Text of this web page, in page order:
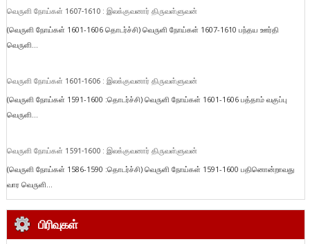
வெருளி நோய்கள் 1607-1610 : இலக்குவனார் திருவள்ளுவன்
(வெருளி நோய்கள் 1601-1606 தொடர்ச்சி) வெருளி நோய்கள் 1607-1610 பந்தய ஊர்தி
வெருளி...
வெருளி நோய்கள் 1601-1606 : இலக்குவனார் திருவள்ளுவன்
(வெருளி நோய்கள் 1591-1600 :தொடர்ச்சி) வெருளி நோய்கள் 1601-1606 பத்தாம் வகுப்பு
வெருளி...
வெருளி நோய்கள் 1591-1600 : இலக்குவனார் திருவள்ளுவன்
(வெருளி நோய்கள் 1586-1590 :தொடர்ச்சி) வெருளி நோய்கள் 1591-1600 பதினொன்றாவது
வார வெருளி...
பிரிவுகள்